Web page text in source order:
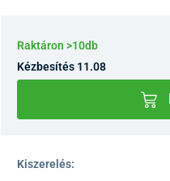
Raktáron >10db
Kézbesítés 11.08
Kiszerelés: